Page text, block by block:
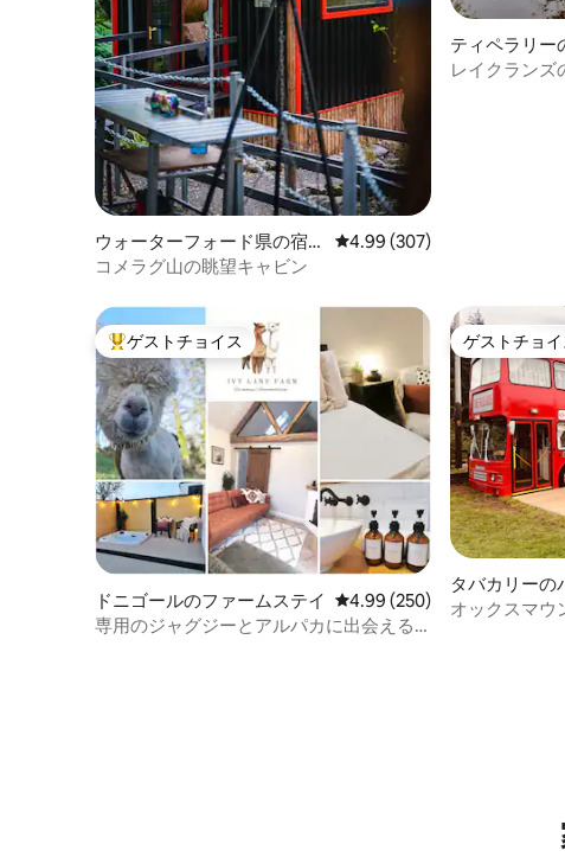
ウォーターフォード県の宿泊
先
レビュー307件、5つ星中
4.99 (307)
コメラグ山の眺望キャビン
ティペラリー
レイクランズ
大好評のゲストチョイスです。
ゲストチョイス
ドニゴールのファームステイ レビュー250件、5つ星中
4.99 (250)
専用のジャグジーとアルパカに出会える
ゲストチョイ
ゲストチョイ
タバカリーの
オックスマウ